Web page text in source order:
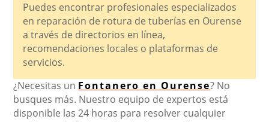
Puedes encontrar profesionales especializados
en reparación de rotura de tuberías en Ourense
a través de directorios en línea,
recomendaciones locales o plataformas de
servicios.
¿Necesitas un Fontanero en Ourense? No
busques más. Nuestro equipo de expertos está
disponible las 24 horas para resolver cualquier